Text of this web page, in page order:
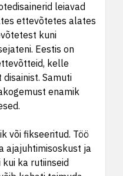
leiavad
ettevõtetes alates
kuni
Eestis on
kelle
Samuti
enamik
või fikseeritud. Töö
ajajuhtimisoskust ja
ka rutiinseid